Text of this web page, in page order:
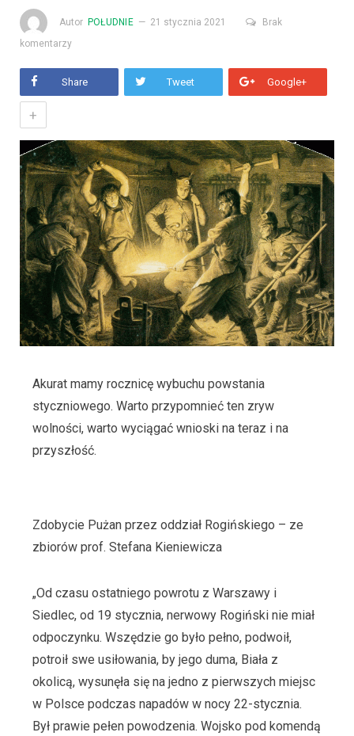
Autor POŁUDNIE 21 stycznia 2021
Brak
komentarzy
Share Tweet Google+
+
Akurat mamy rocznicę wybuchu powstania
styczniowego. Warto przypomnieć ten zryw
wolności, warto wyciągać wnioski na teraz i na
przyszłość.
Zdobycie Pużan przez oddział Rogińskiego – ze
zbiorów prof. Stefana Kieniewicza
„Od czasu ostatniego powrotu z Warszawy i
Siedlec, od 19 stycznia, nerwowy Rogiński nie miał
odpoczynku. Wszędzie go było pełno, podwoił,
potroił swe usiłowania, by jego duma, Biała z
okolicą, wysunęła się na jedno z pierwszych miejsc
w Polsce podczas napadów w nocy 22-stycznia.
Był prawie pełen powodzenia. Wojsko pod komendą